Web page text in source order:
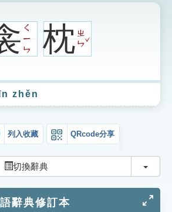
圖
ㄑ
ㄧ
ㄣ
枕ㄓ
ㄣ
ˇ
zhěn
列入收藏 QRcode分享
切換辭典 切換
辭典修訂本